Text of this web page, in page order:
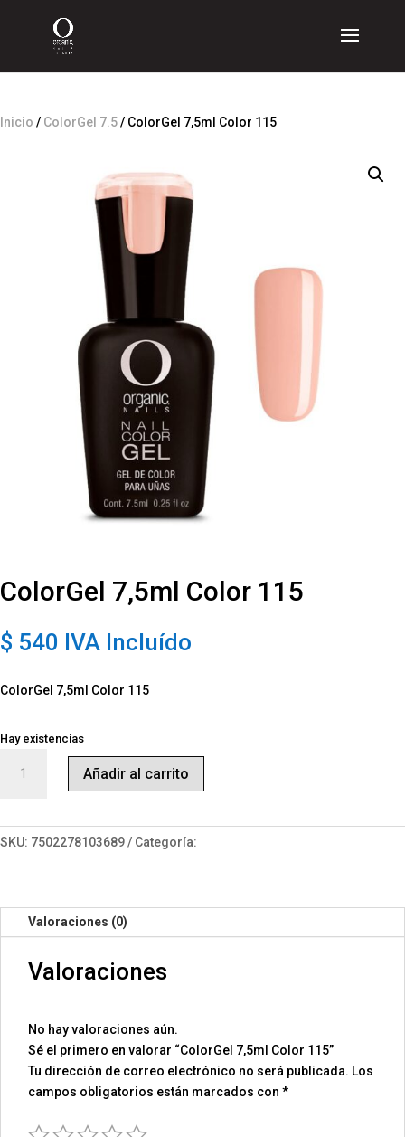
Inicio / ColorGel 7.5/ ColorGel 7,5ml Color 115
ColorGel 7,5ml Color 115
$ 540 IVA Incluído
ColorGel 7,5ml Color 115
Hay existencias
7,5ml
cantidad
Añadir al carrito
SKU: 7502278103689 Categoría:
Valoraciones (0)
Valoraciones
No hay valoraciones aún.
Sé el primero en valorar “ColorGel 7,5ml Color 115”
Tu dirección de correo electrónico no será publicada. Los
campos obligatorios están marcados con *